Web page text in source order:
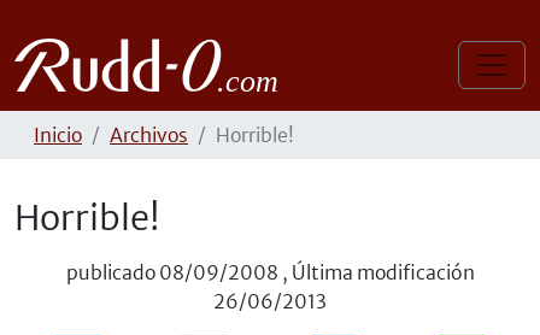
Inicio Archivos Horrible!
Horrible!
publicado 08/09/2008 , Última modificación
26/06/2013